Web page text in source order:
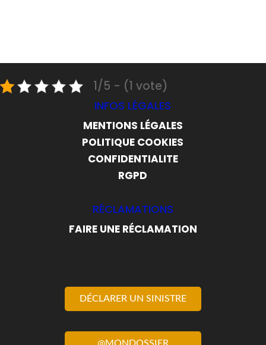
1/5 - (1 vote)
INFOS LÉGALES
MENTIONS LÉGALES
POLITIQUE COOKIES
CONFIDENTIALITE
RGPD
RÉCLAMATIONS
FAIRE UNE RÉCLAMATION
DÉCLARER UN SINISTRE